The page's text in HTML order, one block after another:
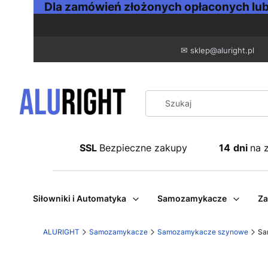
Dla zamówień złożonych opłaconych
✉ sklep@aluright.pl
SSL Bezpieczne zakupy 14 dni na
Siłowniki i Automatyka Samozamykacze
ALURIGHT Samozamykacze Samozamykacze szynowe